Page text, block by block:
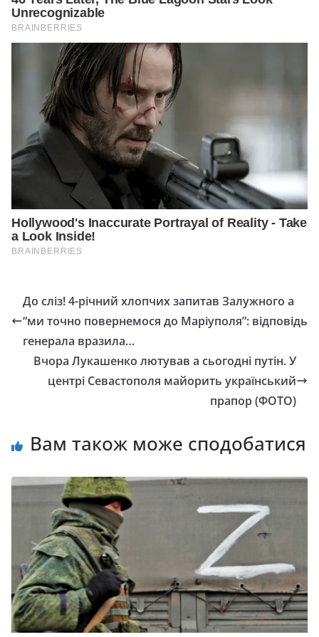
До сліз! 4-річний хлопчих запитав Залужного а
“ми точно повернемося до Маріуполя”: відповідь
генерала вразила…
Вчора Лукашенко лютував а сьогодні путін. У
центрі Севастополя майорить український
прапор (ФОТО)
Вам також може сподобатися